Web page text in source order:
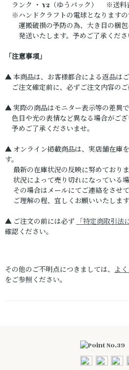
ランク ・ Y2（ゆうパック） ※送料
※ハンドクラフトの電球となりますの
運搬破損の予防の為、大き目の梱包
発送いたします。予めご了承くださ
「注意事項」
▲ 本商品は、お客様都合による返品はご
ご注文確定前に、必ずご注文内容のご
▲ 実際の商品はモニター表示等の差異で
色目や光の表情など異なる場合がござ
予めご了承くださいませ。
▲ オンライン掲載商品は、実店舗在庫
す。
最新の在庫状況の反映に努めておりま
状況によって売り切れになっている場
その場合はメールにてご連絡をさせて
ご理解の程、宜しくお願いいたします
▲ ご注文の前には必ず 「特定商取引法
確認ください。
その他のご不明点につきましては、 よ
をご参照ください。